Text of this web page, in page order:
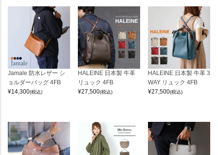
Jamale 防水レザー シ
ョルダーバッグ 4FB
¥14,300(税込)
HALEINE 日本製 牛革
リュック 4FB
¥27,500(税込)
HALEINE 日本製 牛革 3
WAY リュック 4FB
¥27,500(税込)